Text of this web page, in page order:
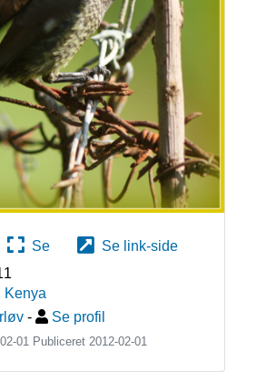
Se
Se link-side
Kenya
- Se profil
01 Publiceret 2012-02-01